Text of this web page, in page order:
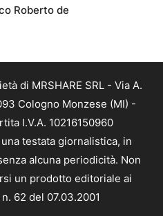
Roberto de
di MRSHARE SRL - Via A.
Cologno Monzese (MI) -
I.V.A. 10216150960
testata giornalistica, in
alcuna periodicità. Non
un prodotto editoriale ai
62 del 07.03.2001